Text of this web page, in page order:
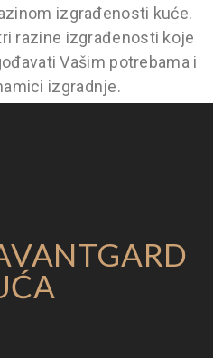
izgrađenosti kuće.
razine izgrađenosti koje
Vašim potrebama i
izgradnje.